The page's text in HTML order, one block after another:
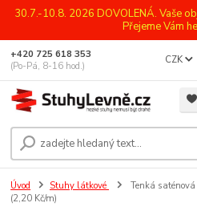
30.7.-10.8. 2026 DOVOLENÁ. Vaše
Přejeme Vám
CZK
+420 725 618 353
(Po-Pá, 8-16 hod.)
Úvod Stuhy látkové
Tenká
(2,20 Kč/m)